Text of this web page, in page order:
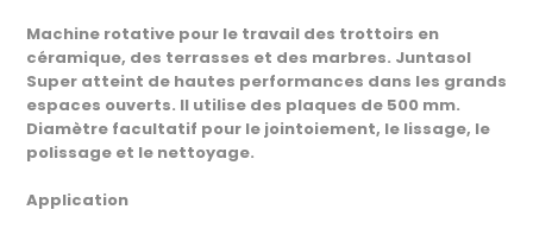
Machine rotative pour le travail des trottoirs en
céramique, des terrasses et des marbres. Juntasol
Super atteint de hautes performances dans les grands
espaces ouverts. Il utilise des plaques de 500 mm.
Diamètre facultatif pour le jointoiement, le lissage, le
polissage et le nettoyage.
Application